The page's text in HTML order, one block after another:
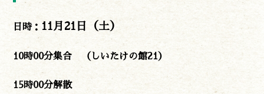
日時： 11月21日（土）
10時00分集合 （しいたけの館21）
15時00分解散